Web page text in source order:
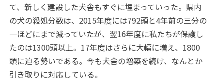
て、新しく建設した犬舎もすぐに埋まっていった。県内
の犬の殺処分数は、2015年度には792頭と4年前の三分の
一ほどにまで減っていたが、翌16年度に私たちが保護し
たのは1300頭以上。17年度はさらに大幅に増え、1800
頭に迫る勢いである。今も犬舎の増築を続け、なんとか
引き取りに対応している。